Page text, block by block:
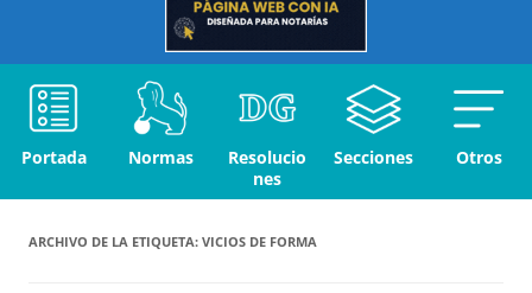
Portada Normas
Resolucio
nes
Secciones Otros
ARCHIVO DE LA ETIQUETA: VICIOS DE FORMA